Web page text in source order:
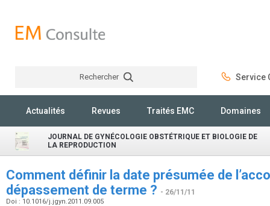
Rechercher Service
Actualités Revues Traités EMC Domaines
JOURNAL DE GYNÉCOLOGIE OBSTÉTRIQUE ET BIOLOGIE DE
LA REPRODUCTION
Comment définir la date présumée de
dépassement de terme ? - 26/11/11
Doi : 10.1016/j.jgyn.2011.09.005